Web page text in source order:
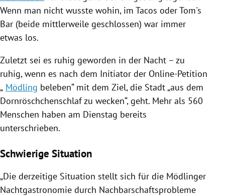
Wenn man nicht wusste wohin, im Tacos oder Tom's
Bar (beide mittlerweile geschlossen) war immer
etwas los.
Zuletzt sei es ruhig geworden in der Nacht – zu
ruhig, wenn es nach dem Initiator der Online-Petition
„ Mödling beleben“ mit dem Ziel, die Stadt „aus dem
Dornröschchenschlaf zu wecken“, geht. Mehr als 560
Menschen haben am Dienstag bereits
unterschrieben.
Schwierige Situation
„Die derzeitige Situation stellt sich für die Mödlinger
Nachtgastronomie durch Nachbarschaftsprobleme